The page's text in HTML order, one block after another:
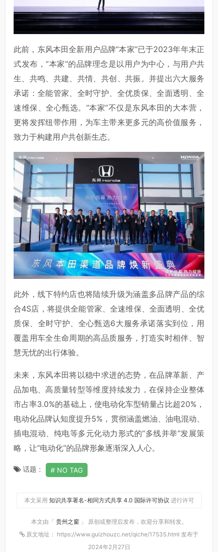
此前，东风本田全新用户品牌“本家”已于2023年年末正
式发布，“本家”的品牌理念是以用户为中心，与用户共
生、共鸣、共建、共情、共创、共振。并提出六大服务
承诺：全能管家、全时守护、全优质保、全面透明、全
速维保、全心甄选。“本家”不仅是东风本田的大本营，
更将发挥纽带作用，为车主带来更多元的高价值服务，
致力于构建用户共创新生态。
此外，线下特约店也将陆续升级为涵盖多品牌产品的综
合4S店，将提供全能管家、全速维保、全面透明、全优
质保、全时守护、全心甄选6大服务承诺落实到位，用
覆盖用车全生命周期的高品质服务，打造实时相伴、智
慧无忧的出行体验。
未来，东风本田将以稳中求进的态势，在品牌革新、产
品加电、高质量转型等维度持续发力，在保持企业整体
市占率3.0%的基础上，使电动化车型销量占比超20%，
电动化品牌认知度提升5%，贯彻涵盖燃油、油电混动、
插电混动、纯电等多元化动力形式的“多线并举”发展策
略，让“电动化”的品牌形象逐渐深入人心。
话题： NO TAG
本文采用 知识共享署名-相同方式共享 4.0 国际许可协议 进行许可
本文由「 贵州之窗 」 原创或整理后发布，欢迎分享和转发。
原文地址： https://www.guizhouzc.net/qiche/17535.html 发布于
2024年2月27日